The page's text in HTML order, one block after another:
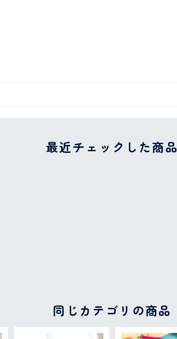
最近チェックした商品
同じカテゴリの商品